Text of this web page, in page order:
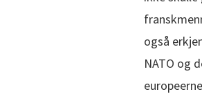
også
NATO og